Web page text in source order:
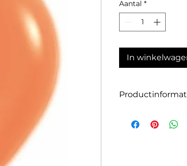
Aantal *
In
Grootte: 30cm